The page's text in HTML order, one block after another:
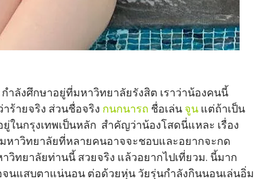
ำลังศึกษาอยู่ที่มหาวิทยาลัยรังสิต เราว่าน้องคนนี้
ร้ายจริง ส่วนชื่อจริง กนกนารถ ชื่อเล่น จูน แต่ถ้าเป็น
ในกรุงเทพเป็นหลัก สำคัญว่าน้องโสดนี่แหละ เรื่อง
หาวิทยาลัยที่หลายคนอาจจะชอบและอยากจะกด
วิทยาลัยท่านนี้ สวยจริง แล้วอยากไปเที่ยวม. นี้มาก
นแสบตาแน่นอน ต่อด้วยหุ่น วัยรุ่นกำลังกินนอนเล่นอิ่ม